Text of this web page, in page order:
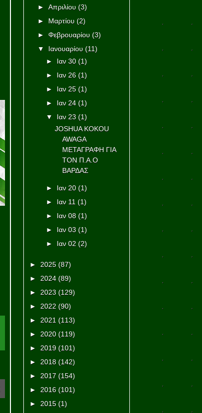
►Απριλίου (3)
► Μαρτίου (2)
►Φεβρουαρίου (3)
▼
Ιανουαρίου (11)
► Ιαν 30 (1)
► Ιαν 26 (1)
► Ιαν 25 (1)
► Ιαν 24 (1)
▼
Ιαν 23 (1)
JOSHUA KOKOU
AWAGA
ΜΕΤΑΓΡΑΦΗ ΓΙΑ
ΤΟΝ Π.Α.Ο
ΒΑΡΔΑΣ
► Ιαν 20 (1)
► Ιαν 11 (1)
► Ιαν 08 (1)
► Ιαν 03 (1)
► Ιαν 02 (2)
► 2025 (87)
► 2024 (89)
► 2023 (129)
► 2022 (90)
► 2021 (113)
► 2020 (119)
► 2019 (101)
► 2018 (142)
► 2017 (154)
► 2016 (101)
► 2015 (1)